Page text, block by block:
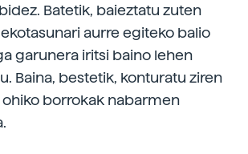
Batetik, baieztatu zuten
aurre egiteko balio
garunera iritsi baino lehen
Baina, bestetik, konturatu ziren
borrokak nabarmen